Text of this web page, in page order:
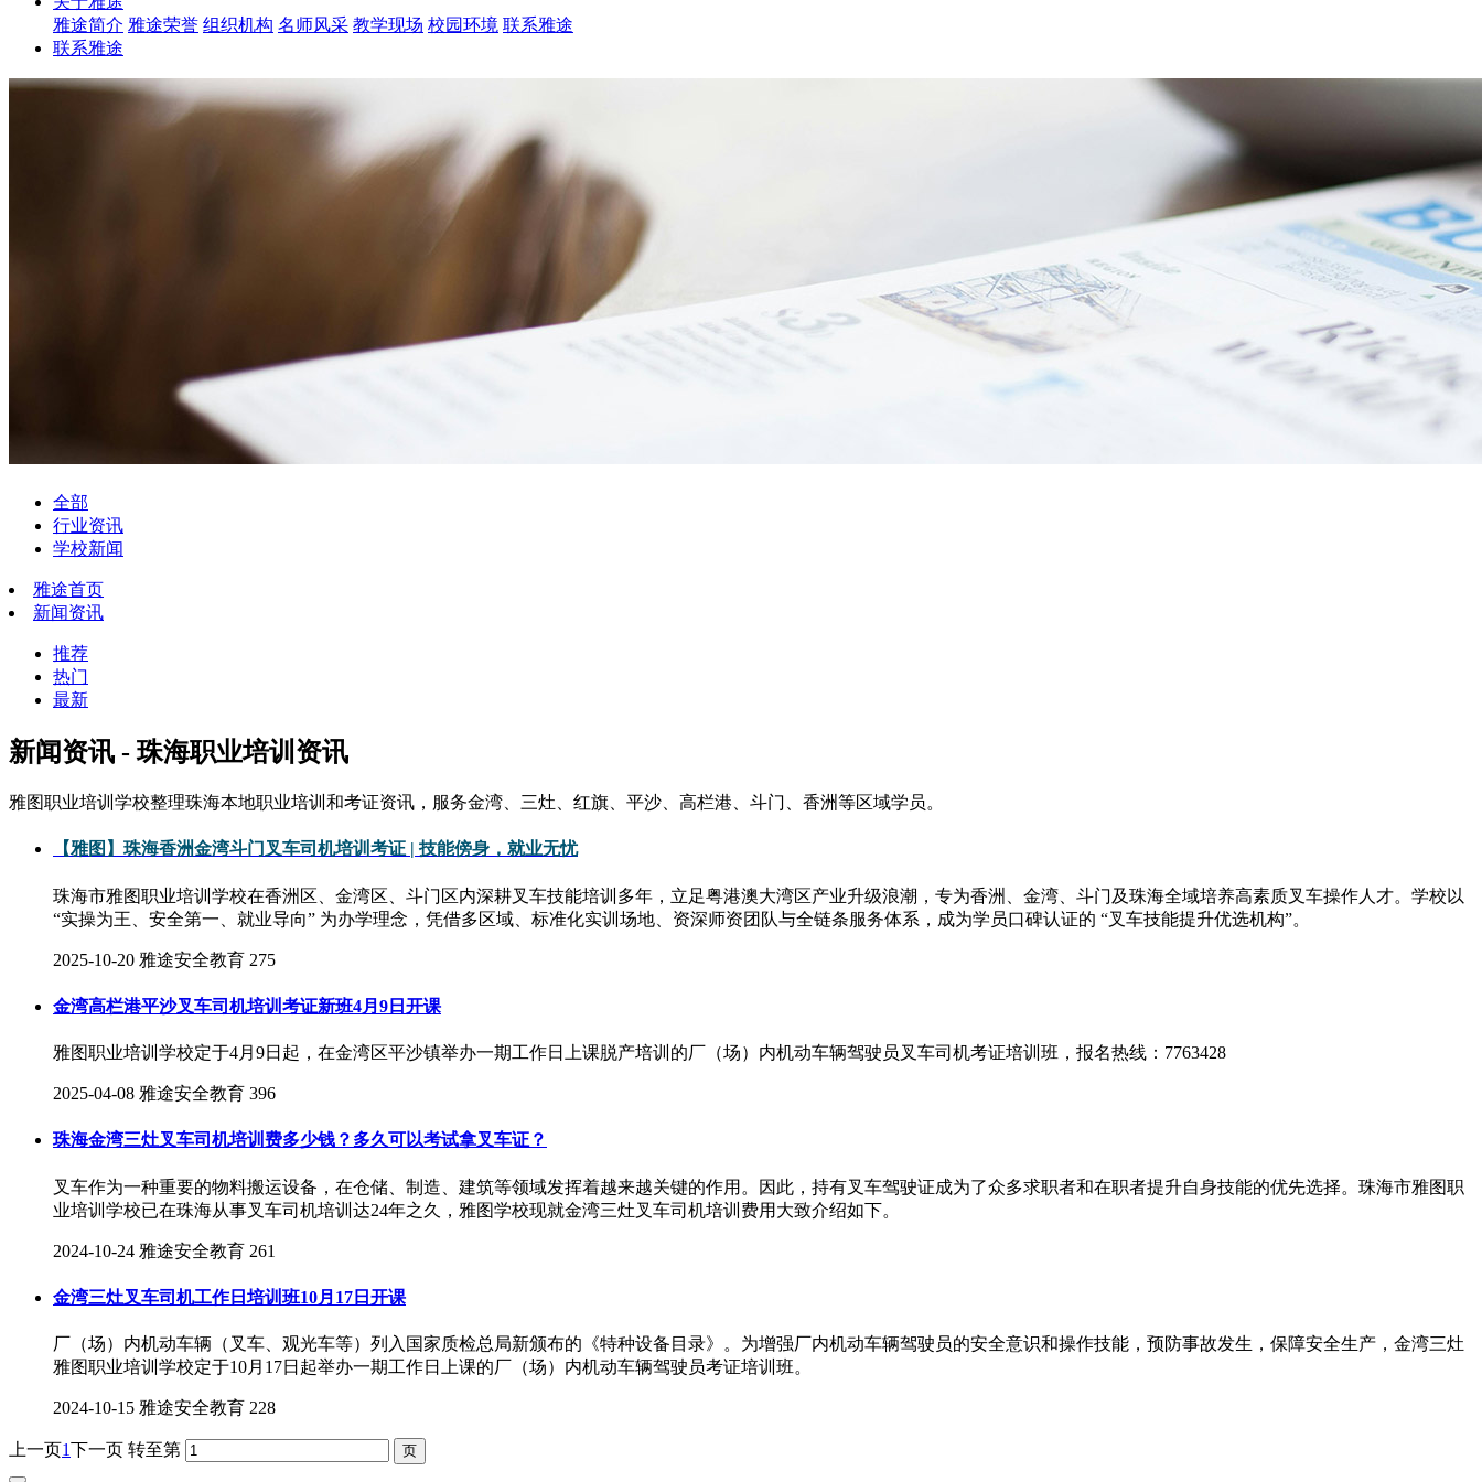
雅途简介 雅途荣誉 组织机构 名师风采 教学现场 校园环境 联系雅途
联系雅途
全部
行业资讯
学校新闻
雅途首页
新闻资讯
推荐
热门
最新
新闻资讯 - 珠海职业培训资讯
雅图职业培训学校整理珠海本地职业培训和考证资讯，服务金湾、三灶、红旗、平沙、高栏港、斗门、香洲等区域学员。
【雅图】珠海香洲金湾斗门叉车司机培训考证 | 技能傍身，就业无忧
珠海市雅图职业培训学校在香洲区、金湾区、斗门区内深耕叉车技能培训多年，立足粤港澳大湾区产业升级浪潮，专为香洲、金湾、斗门及珠海全域培养高素质叉车操作人才。学校以
“实操为王、安全第一、就业导向” 为办学理念，凭借多区域、标准化实训场地、资深师资团队与全链条服务体系，成为学员口碑认证的 “叉车技能提升优选机构”。
2025-10-20 雅途安全教育 275
金湾高栏港平沙叉车司机培训考证新班4月9日开课
雅图职业培训学校定于4月9日起，在金湾区平沙镇举办一期工作日上课脱产培训的厂（场）内机动车辆驾驶员叉车司机考证培训班，报名热线：7763428
2025-04-08 雅途安全教育 396
珠海金湾三灶叉车司机培训费多少钱？多久可以考试拿叉车证？
叉车作为一种重要的物料搬运设备，在仓储、制造、建筑等领域发挥着越来越关键的作用。因此，持有叉车驾驶证成为了众多求职者和在职者提升自身技能的优先选择。珠海市雅图职
业培训学校已在珠海从事叉车司机培训达24年之久，雅图学校现就金湾三灶叉车司机培训费用大致介绍如下。
2024-10-24 雅途安全教育 261
金湾三灶叉车司机工作日培训班10月17日开课
厂（场）内机动车辆（叉车、观光车等）列入国家质检总局新颁布的《特种设备目录》。为增强厂内机动车辆驾驶员的安全意识和操作技能，预防事故发生，保障安全生产，金湾三灶
雅图职业培训学校定于10月17日起举办一期工作日上课的厂（场）内机动车辆驾驶员考证培训班。
2024-10-15 雅途安全教育 228
上一页1下一页 转至第